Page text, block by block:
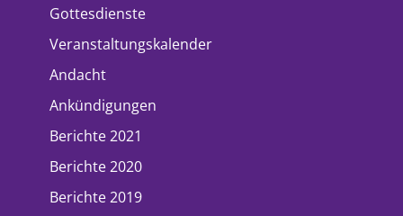
Gottesdienste
Veranstaltungskalender
Andacht
Ankündigungen
Berichte 2021
Berichte 2020
Berichte 2019